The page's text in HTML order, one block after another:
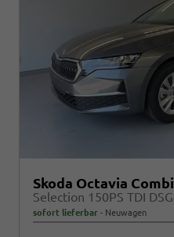
Skoda Octavia Combi
sofort lieferbar Neuwagen